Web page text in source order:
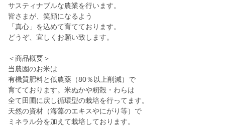
サスティナブルな農業を行います。
皆さまが、笑顔になるよう
「真心」を込めて育てております。
どうぞ、宜しくお願い致します。
＜商品概要＞
当農園のお米は
有機質肥料と低農薬（80％以上削減）で
育てております。米ぬかや籾殻・わらは
全て田圃に戻し循環型の栽培を行ってます。
天然の資材（海藻のエキスやにがり等）で
ミネラル分を加えて栽培しております。